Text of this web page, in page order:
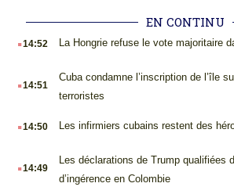
EN CONTINU
.14:52 La Hongrie refuse le vote majoritaire
.14:51
Cuba condamne l’inscription de l’île
terroristes
.14:50 Les infirmiers cubains restent des
.14:49
Les déclarations de Trump qualifiées
d’ingérence en Colombie